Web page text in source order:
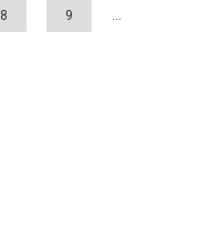
8 9 …